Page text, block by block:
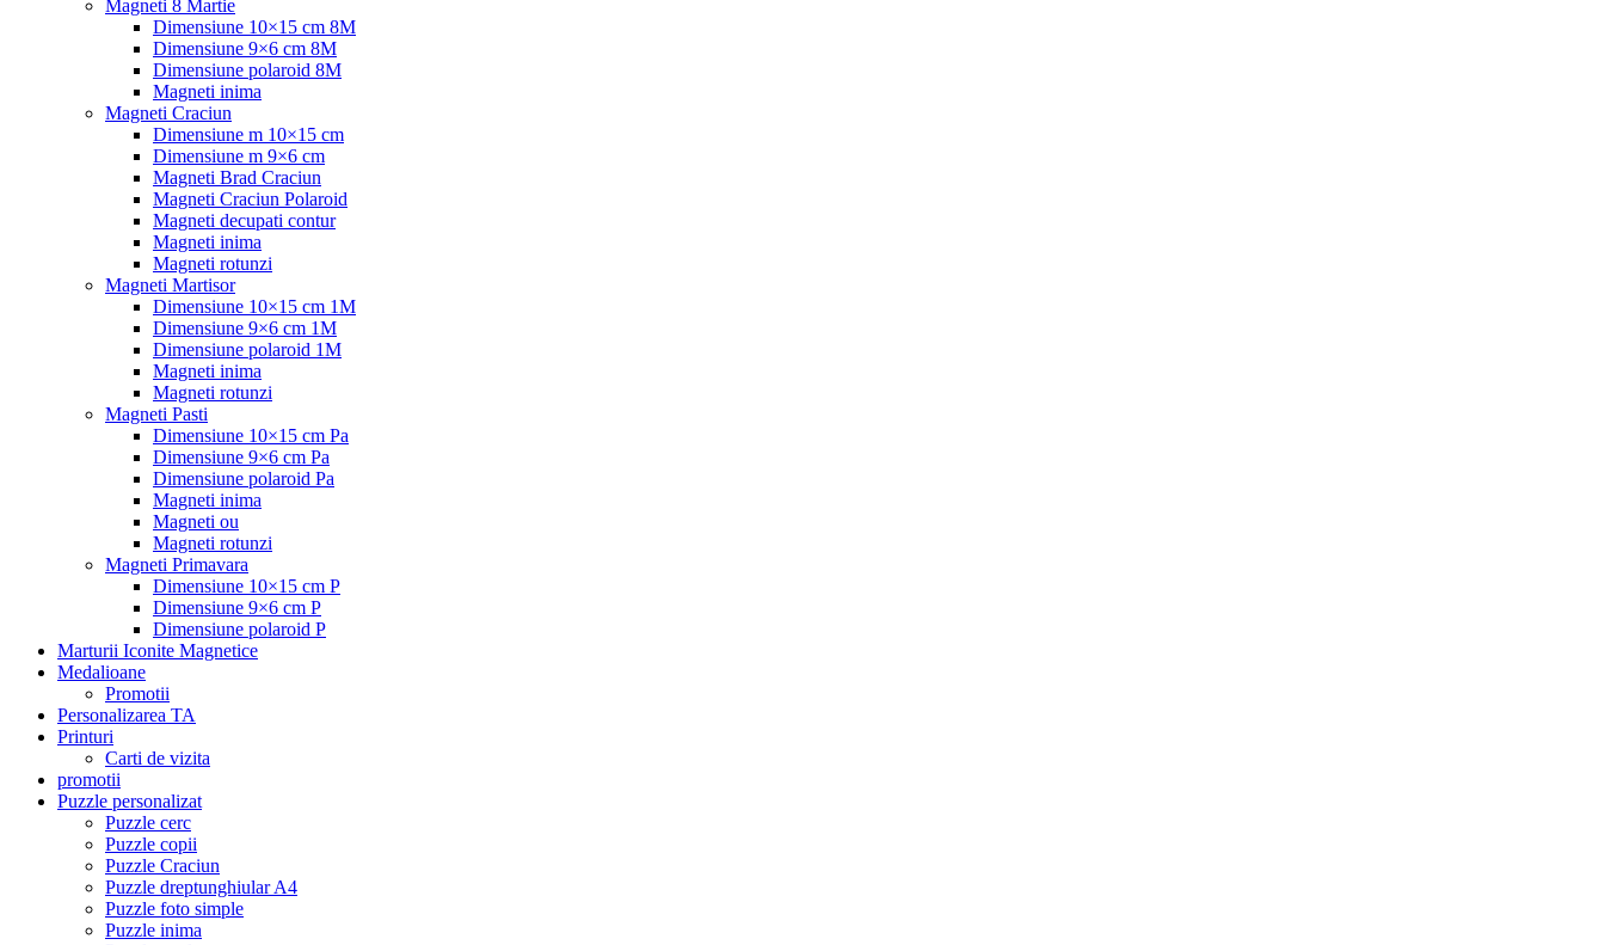
Magneti 8 Martie
Dimensiune 10×15 cm 8M
Dimensiune 9×6 cm 8M
Dimensiune polaroid 8M
Magneti inima
Magneti Craciun
Dimensiune m 10×15 cm
Dimensiune m 9×6 cm
Magneti Brad Craciun
Magneti Craciun Polaroid
Magneti decupati contur
Magneti inima
Magneti rotunzi
Magneti Martisor
Dimensiune 10×15 cm 1M
Dimensiune 9×6 cm 1M
Dimensiune polaroid 1M
Magneti inima
Magneti rotunzi
Magneti Pasti
Dimensiune 10×15 cm Pa
Dimensiune 9×6 cm Pa
Dimensiune polaroid Pa
Magneti inima
Magneti ou
Magneti rotunzi
Magneti Primavara
Dimensiune 10×15 cm P
Dimensiune 9×6 cm P
Dimensiune polaroid P
Marturii Iconite Magnetice
Medalioane
Promotii
Personalizarea TA
Printuri
Carti de vizita
promotii
Puzzle personalizat
Puzzle cerc
Puzzle copii
Puzzle Craciun
Puzzle dreptunghiular A4
Puzzle foto simple
Puzzle inima